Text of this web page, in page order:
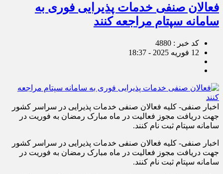
فعالان صنفی خدمات پذیرایی فوری به
سامانه سپتام مراجعه کنند
کد خبر : 4880
12 فوریه 2025 - 18:37
اخبار صنفی- کلیه فعالان صنفی خدمات پذیرایی در سراسر کشور
جهت دریافت مجوز فعالیت در ماه مبارک رمضان به فوریت در
سامانه سپتام ثبت نام کنند.
اخبار صنفی- کلیه فعالان صنفی خدمات پذیرایی در سراسر کشور
جهت دریافت مجوز فعالیت در ماه مبارک رمضان به فوریت در
سامانه سپتام ثبت نام کنند.